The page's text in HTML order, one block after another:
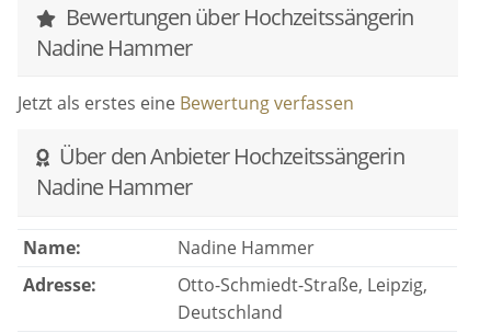
0177 5904227
hammer.nadine@web.de
Herzlichst
Ihre Nadine Hammer
Bewertungen über Hochzeitssängerin
Nadine Hammer
Jetzt als erstes eine Bewertung verfassen
Über den Anbieter Hochzeitssängerin
Nadine Hammer
Name:
Nadine Hammer
Adresse:
Otto-Schmiedt-Straße, Leipzig,
Deutschland